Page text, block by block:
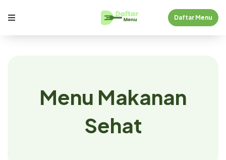
Daftar Menu
Menu Makanan
Sehat